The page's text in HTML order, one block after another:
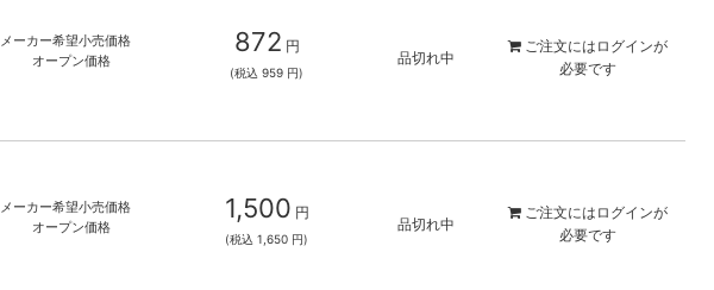
メーカー希望小売価格
オープン価格
872 円
(税込 959 円)
品切れ中
ご注文には ログインが
必要です
メーカー希望小売価格
オープン価格
1,500 円
(税込 1,650 円)
品切れ中
ご注文には ログインが
必要です